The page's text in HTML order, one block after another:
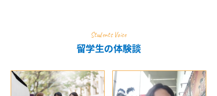
Students Voice
留学生の体験談